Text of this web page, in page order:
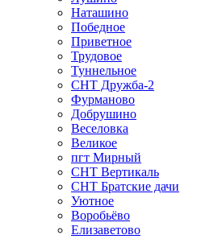
Наташино
Победное
Приветное
Трудовое
Туннельное
СНТ Дружба-2
Фурманово
Добрушино
Веселовка
Великое
пгт Мирный
СНТ Вертикаль
СНТ Братские дачи
Уютное
Воробьёво
Елизаветово